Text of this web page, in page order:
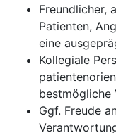
Freundlicher,
Patienten,
eine
Kollegiale
bestmögliche
Ggf. Freude